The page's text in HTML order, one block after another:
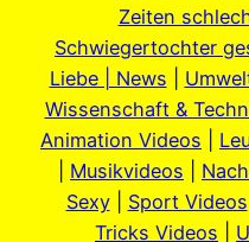
Zeiten
Schwiegertochter
Liebe | News
Wissenschaft &
Animation Videos
Musikvideos
Sexy| Sport Videos
Tricks Videos